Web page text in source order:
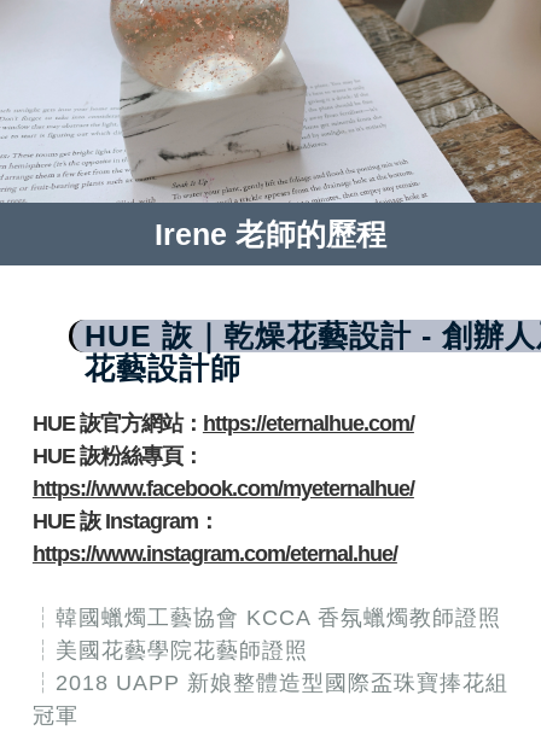
Irene 老師的歷程
HUE 詼｜乾燥花藝設計 - 創辦
花藝設計師
HUE 詼官方網站： https://eternalhue.com/
HUE 詼粉絲專頁：
https://www.facebook.com/myeternalhue/
HUE 詼 Instagram：
https://www.instagram.com/eternal.hue/
┆韓國蠟燭工藝協會 KCCA 香氛蠟燭教師證照
┆美國花藝學院花藝師證照
┆2018 UAPP 新娘整體造型國際盃珠寶捧花組
冠軍